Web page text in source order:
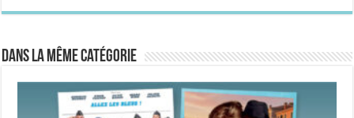
Dans la même catégorie